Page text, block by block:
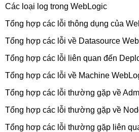
Các loại log trong WebLogic
Tổng hợp các lỗi thông dụng của
Tổng hợp các lỗi về Datasource
Tổng hợp các lỗi liên quan đến
Tổng hợp các lỗi về Machine
Tổng hợp các lỗi thường gặp về
Tổng hợp các lỗi thường gặp về
Tổng hơp các lỗi thường gặp liên